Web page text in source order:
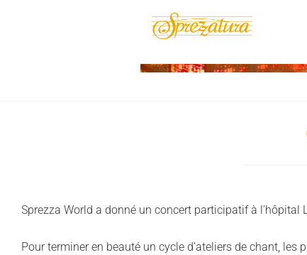
Sprezza World a donné un concert participatif à
Pour terminer en beauté un cycle d’ateliers de chant,